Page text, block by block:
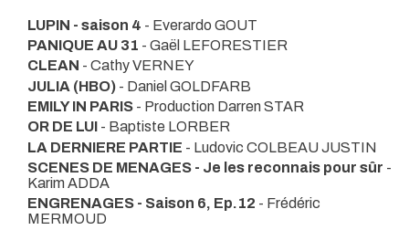
LUPIN - saison 4 - Everardo GOUT
PANIQUE AU 31 - Gaël LEFORESTIER
CLEAN - Cathy VERNEY
JULIA (HBO) - Daniel GOLDFARB
EMILY IN PARIS - Production Darren STAR
OR DE LUI - Baptiste LORBER
LA DERNIERE PARTIE - Ludovic COLBEAU JUSTIN
SCENES DE MENAGES - Je les reconnais pour sûr -
Karim ADDA
ENGRENAGES - Saison 6, Ep.12 - Frédéric
MERMOUD